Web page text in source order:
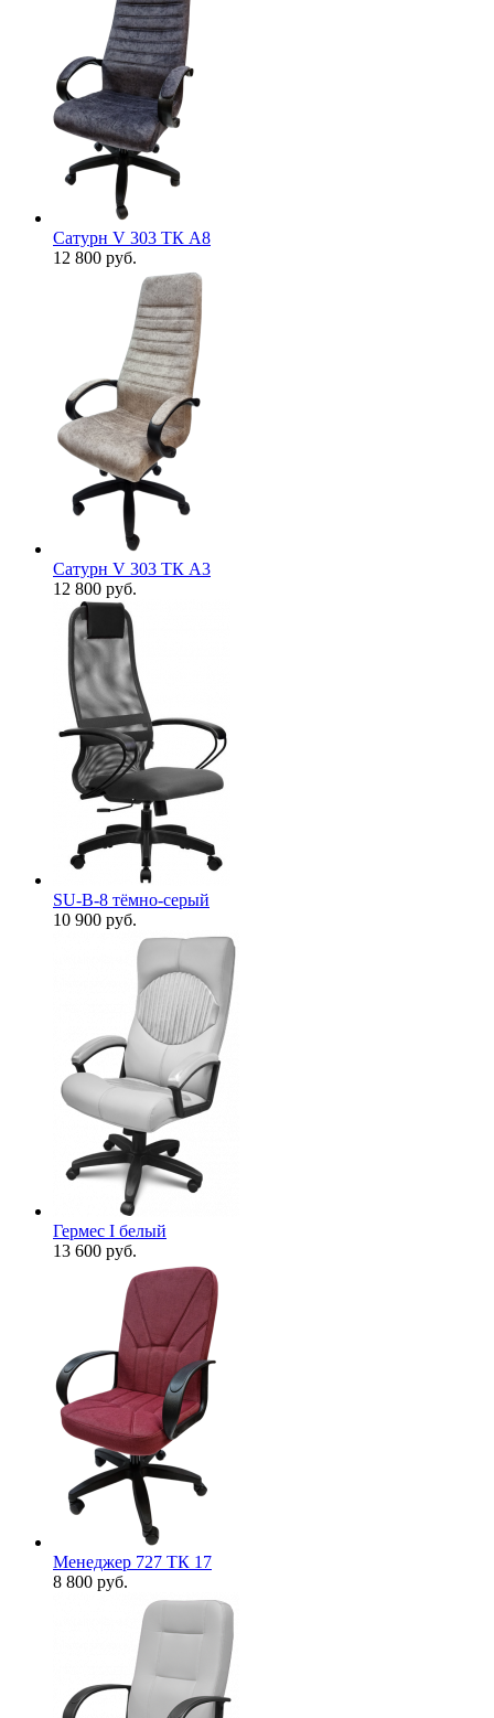
Сатурн V 303 ТК А8
12 800 руб.
Сатурн V 303 ТК А3
12 800 руб.
SU-B-8 тёмно-серый
10 900 руб.
Гермес I белый
13 600 руб.
Менеджер 727 ТК 17
8 800 руб.